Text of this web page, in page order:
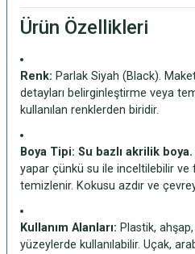
Ürün Özellikleri
Renk: Parlak Siyah (Black).
detayları belirginleştirme veya
kullanılan renklerden biridir.
Boya Tipi: Su bazlı akrilik boya.
yapar çünkü su ile inceltilebilir ve
temizlenir. Kokusu azdır ve
Kullanım Alanları: Plastik,
yüzeylerde kullanılabilir. Uçak,